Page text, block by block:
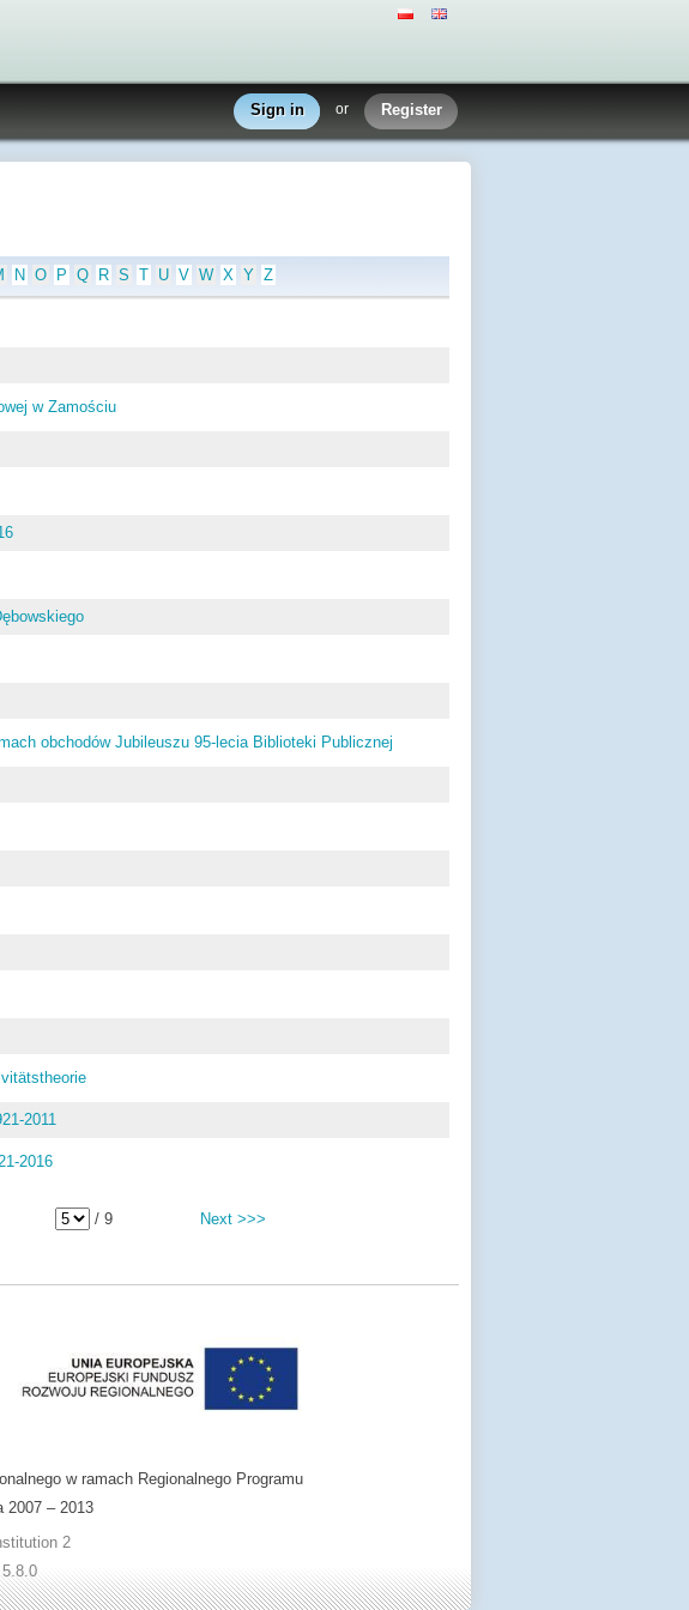
Sign in or Register
N O P Q R S T U V W X Y Z
w Zamościu
obchodów Jubileuszu 95-lecia Biblioteki Publicznej
2011
2016
/ 9 Next >>>
w ramach Regionalnego Programu
2007 – 2013
2